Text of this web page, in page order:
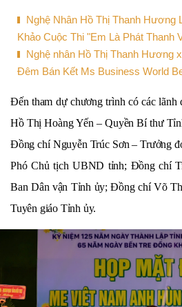
Nghệ Nhân Hồ Thị Thanh Hương
Khảo Cuộc Thi "Em Là Phát Thanh
Nghệ nhân Hồ Thị Thanh Hương
Đêm Bán Kết Ms Business World
Đến tham dự chương trình có các
Hồ Thị Hoàng Yến – Quyền Bí thư
Đồng chí Nguyễn Trúc Sơn – Trưởng
Phó Chủ tịch UBND tỉnh; Đồng chí
Ban Dân vận Tỉnh ủy; Đồng chí Võ
Tuyên giáo Tỉnh ủy.